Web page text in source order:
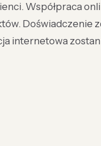
Współpraca
Doświadczenie
internetowa